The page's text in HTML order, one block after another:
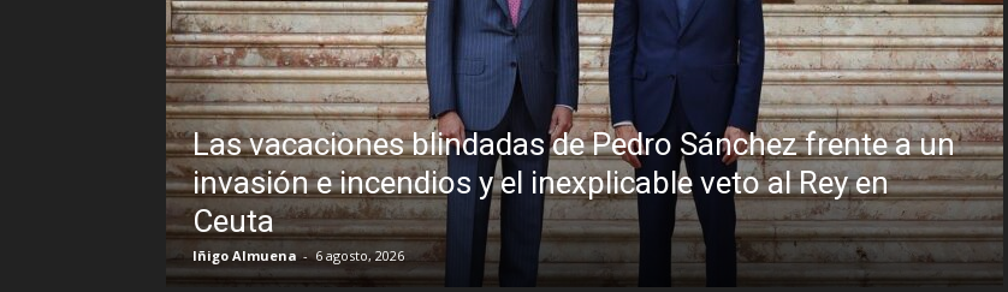
Las vacaciones blindadas de Pedro Sánchez frente a un
invasión e incendios y el inexplicable veto al Rey en
Ceuta
Iñigo Almuena - 6 agosto, 2026